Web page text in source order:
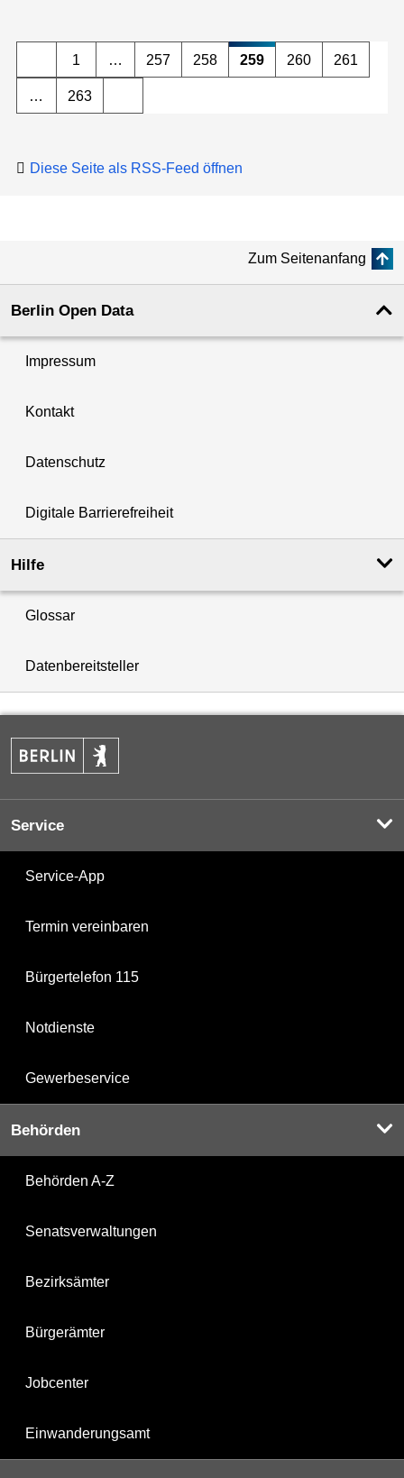
1 … 257 258 259 260 261
… 263
Diese Seite als RSS-Feed öffnen
Zum Seitenanfang
Berlin Open Data
Impressum
Kontakt
Datenschutz
Digitale Barrierefreiheit
Hilfe
Glossar
Datenbereitsteller
Service
Service-App
Termin vereinbaren
Bürgertelefon 115
Notdienste
Gewerbeservice
Behörden
Behörden A-Z
Senatsverwaltungen
Bezirksämter
Bürgerämter
Jobcenter
Einwanderungsamt